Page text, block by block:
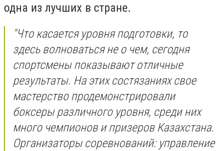
одна из лучших в стране.
"Что касается уровня подготовки, то
здесь волноваться не о чем, сегодня
спортсмены показывают отличные
результаты. На этих состязаниях свое
мастерство продемонстрировали
боксеры различного уровня, среди них
много чемпионов и призеров Казахстана.
Организаторы соревнований: управление